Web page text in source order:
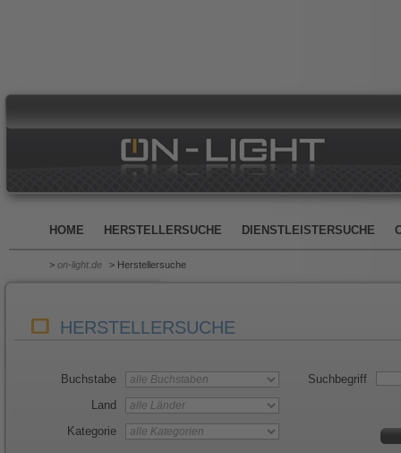
HOME HERSTELLERSUCHE DIENSTLEISTERSUCHE
> on-light.de > Herstellersuche
HERSTELLERSUCHE
Buchstabe
Land
Kategorie
Suchbegriff